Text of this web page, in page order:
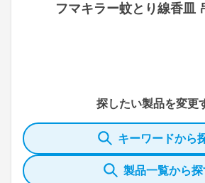
フマキラー蚊とり線香皿
探したい製品を変更
キーワードから
製品一覧から探